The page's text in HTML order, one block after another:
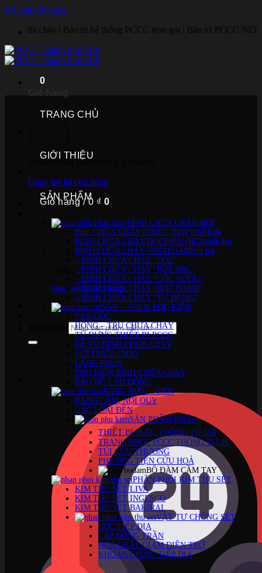
Bỏ qua nội dung
| Bảo trì hệ thống PCCC trọn gói | Bảo trì PCCC NFPA | Sửa
0
Chưa có sản phẩm trong giỏ hàng.
Quay trở lại cửa hàng
Giỏ hàng /0 ₫ 0
Chưa có sản phẩm trong giỏ hàng.
Quay trở lại cửa hàng
TRANG CHỦ
GIỚI THIỆU
SẢN PHẨM
BÌNH CHỮA CHÁY MỚI
Bình CHỮA CHÁY 83MEC (BQP)
BÌNH CHỮA CHÁY DOLPHIN (BCA)
BÌNH CHỮA CHÁY VINAFOAM
– BÌNH CHỮA CHÁY “CO2”
– BÌNH CHỮA CHÁY “BỘT ABC”
– BÌNH CHỮA CHÁY “GỐC NƯỚC”
– BÌNH CHỮA CHÁY “BỌT FOAM”
– BÌNH CHỮA CHÁY “TỰ ĐỘNG”
VAN – VÒI & PHỤ KIỆN
VAN GÓC
HỌNG – TRỤ CHỮA CHÁY
TỦ ĐỰNG THIẾT BỊ PCCC
KỆ TỦ BÌNH CHỮA CHÁY
VÒI CHỮA CHÁY
LĂNG PHUN
PHỤ KIỆN BÌNH CHỮA CHÁY
BẢO HỘ LAO ĐỘNG
BẢNG HIỆU – ĐÈN
BẢNG CẤM, NỘI QUY
CÁC LOẠI ĐÈN
SẢN PHẨM KHÁC
THIẾT BỊ PCCC THÔNG TƯ 150
TRANG PHỤC PCCC THÔNG TƯ 48
TÚI CỨU THƯƠNG
PHƯƠNG TIỆN CỨU HOẢ
BỘ ĐÀM CẦM TAY
PHÂN PHỐI KIM THU SÉT
KIM THU SÉT LIVA
KIM THU SÉT INGESCO
KIM THU SÉT BAKIRAL
VẬT TƯ CHỐNG SÉT
CỌC TIẾP ĐỊA
CÁP ĐỒNG TRẦN
HÓA CHẤT GIẢM ĐIỆN TRỞ
KHOAN GIẾNG TIẾP ĐỊA